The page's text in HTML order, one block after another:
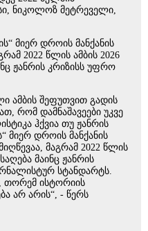
ნიკოლოზ მეტრეველი,
მიერ დროის მანქანის
2022 წლის ამბის 2026
ჟანრის კრიზისს უფრო
ამბის შეფუთვით გადის
რომ დამნაშავეები უკვე
ჰქვია თუ ჟანრის
მიერ დროის მანქანის
მაგრამ 2022 წლის
მაინც ჟანრის
სტანდარტს.
თორემ ისტორიის
არ არის“, - წერს